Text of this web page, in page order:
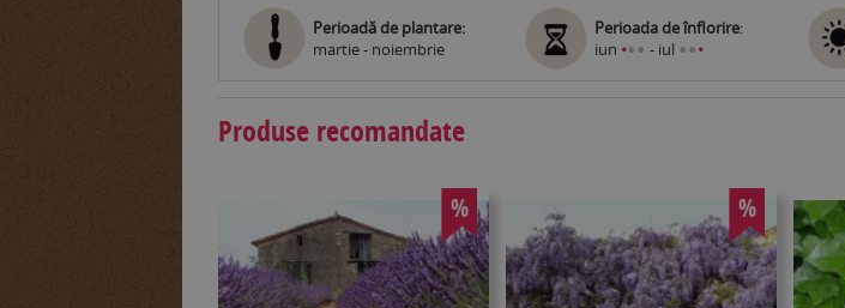
Perioadă de plantare:
martie - noiembrie
Perioada de înflorire:
iun ••• - iul •••
Produse recomandate
% %